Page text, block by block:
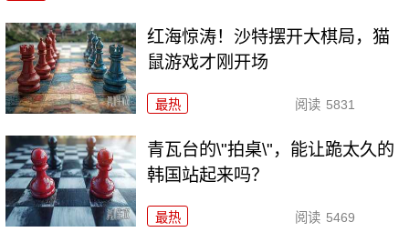
红海惊涛！沙特摆开大棋局，猫
鼠游戏才刚开场
最热 阅读 5831
青瓦台的\"拍桌\"，能让跪太久的
韩国站起来吗？
最热 阅读 5469